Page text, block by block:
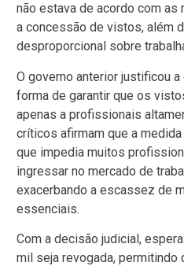
não estava de acordo com
a concessão de vistos, além
desproporcional sobre
O governo anterior justificou
forma de garantir que os
apenas a profissionais
críticos afirmam que a
que impedia muitos
ingressar no mercado de
exacerbando a escassez de
essenciais.
Com a decisão judicial,
mil seja revogada, permitindo